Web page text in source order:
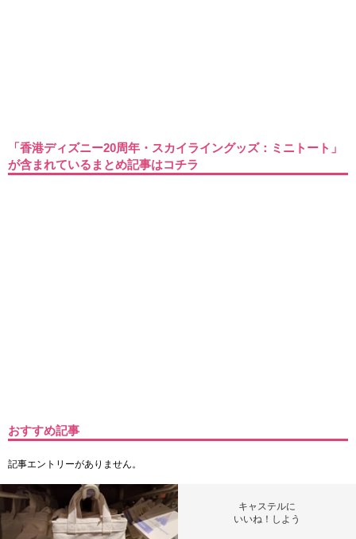
「香港ディズニー20周年・スカイライングッズ：ミニトート」
が含まれているまとめ記事はコチラ
おすすめ記事
記事エントリーがありません。
キャステルに
いいね！しよう